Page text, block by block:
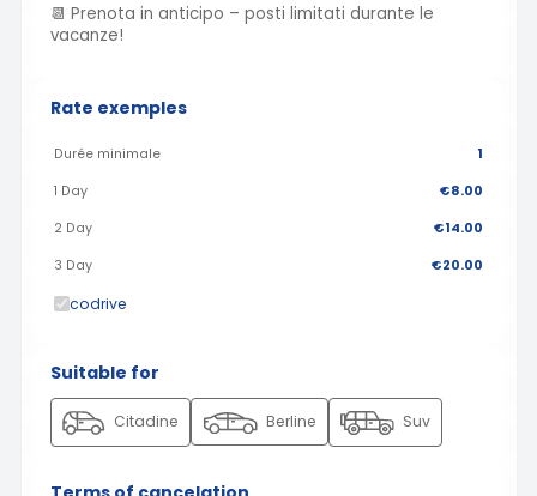
📆 Prenota in anticipo – posti limitati durante le
vacanze!
Rate exemples
Durée minimale 1
1 Day €8.00
2 Day €14.00
3 Day €20.00
codrive
Suitable for
Citadine Berline Suv